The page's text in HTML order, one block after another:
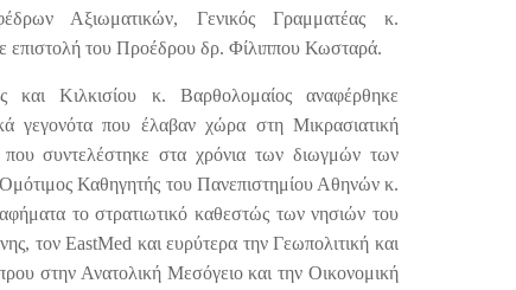
Αξιωματικών, Γενικός Γραμματέας κ.
του Προέδρου δρ. Φίλιππου Κωσταρά.
και Κιλκισίου κ. Βαρθολομαίος αναφέρθηκε
γεγονότα που έλαβαν χώρα στη Μικρασιατική
συντελέστηκε στα χρόνια των διωγμών των
Καθηγητής του Πανεπιστημίου Αθηνών κ.
το στρατιωτικό καθεστώς των νησιών του
τον EastMed και ευρύτερα την Γεωπολιτική και
στην Ανατολική Μεσόγειο και την Οικονομική